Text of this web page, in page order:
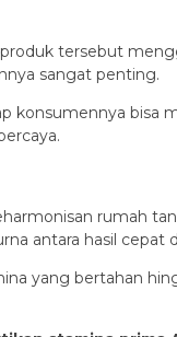
tersebut
sangat penting.
konsumennya bisa
rumah
antara hasil cepat
yang bertahan